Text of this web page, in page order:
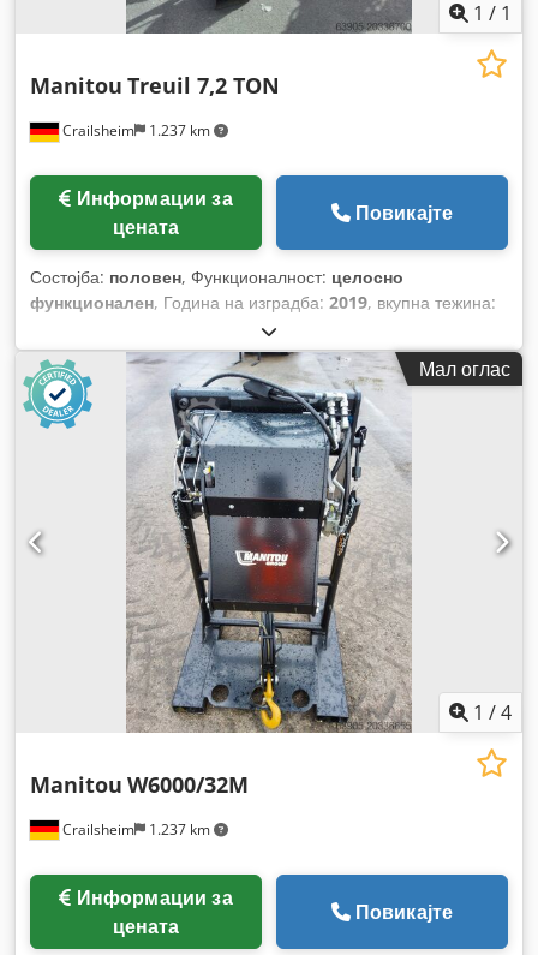
1 / 1
Crailsheim 1.237 km
Manitou Treuil 7,2 TON
цената
Повикајте
Состојба: половен, Функционалност: целосно
функционален, Година на изградба: 2019, вкупна тежина:
2.400 мм
вкупна ширина:1.220 мм, носење капацитет:7.200 кг,
Мал оглас
1 /4
Crailsheim 1.237 km
Manitou W6000/32M
цената
Повикајте